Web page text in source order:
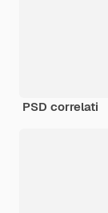
PSD correlati